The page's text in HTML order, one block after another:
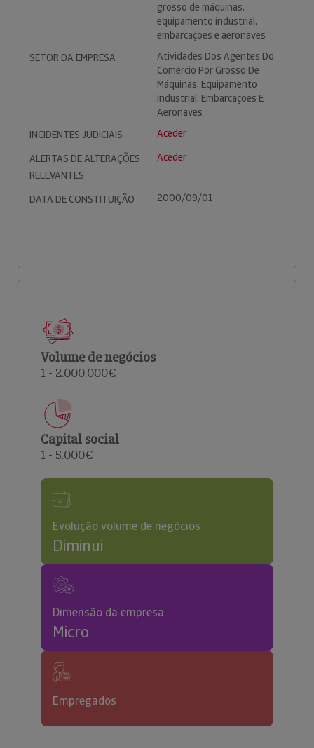
grosso de máquinas,
equipamento industrial,
embarcações e aeronaves
SETOR DA EMPRESA
Atividades Dos Agentes Do
Comércio Por Grosso De
Máquinas, Equipamento
Industrial, Embarcações E
Aeronaves
INCIDENTES JUDICIAIS
Aceder
ALERTAS DE ALTERAÇÕES
RELEVANTES
Aceder
DATA DE CONSTITUIÇÃO 2000/09/01
Volume de negócios
1 - 2.000.000€
Capital social
1 - 5.000€
Evolução volume de negócios
Diminui
Dimensão da empresa
Micro
Empregados